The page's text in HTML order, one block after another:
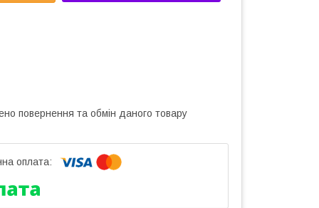
повернення та обмін даного товару